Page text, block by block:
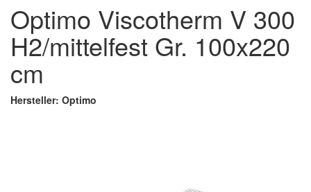
Optimo Viscotherm V 300
H2/mittelfest Gr. 100x220
cm
Hersteller: Optimo